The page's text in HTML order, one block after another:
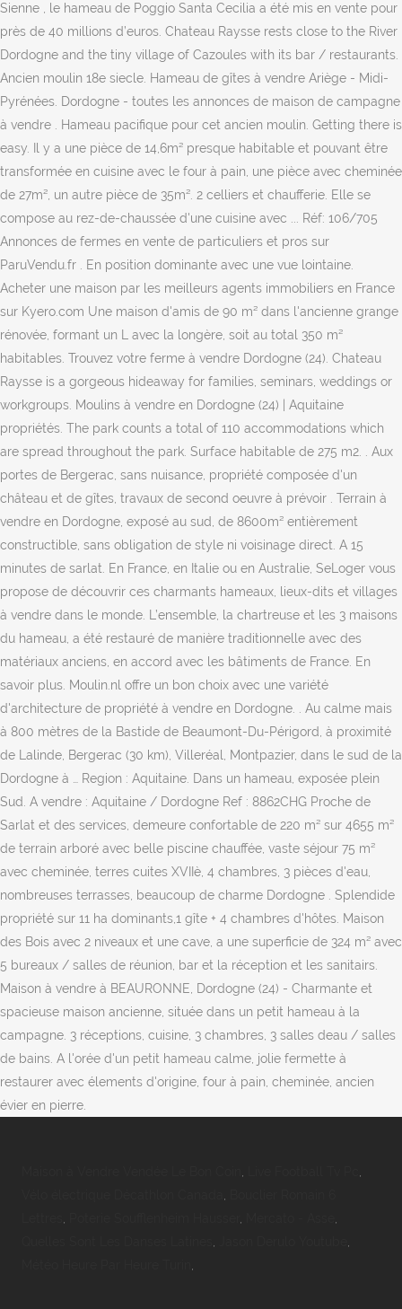
Sienne , le hameau de Poggio Santa Cecilia a été mis en vente pour
près de 40 millions d’euros. Chateau Raysse rests close to the River
Dordogne and the tiny village of Cazoules with its bar / restaurants.
Ancien moulin 18e siecle. Hameau de gîtes à vendre Ariège - Midi-
Pyrénées. Dordogne - toutes les annonces de maison de campagne
à vendre . Hameau pacifique pour cet ancien moulin. Getting there is
easy. Il y a une pièce de 14,6m² presque habitable et pouvant être
transformée en cuisine avec le four à pain, une pièce avec cheminée
de 27m², un autre pièce de 35m². 2 celliers et chaufferie. Elle se
compose au rez-de-chaussée d'une cuisine avec ... Réf: 106/705
Annonces de fermes en vente de particuliers et pros sur
ParuVendu.fr . En position dominante avec une vue lointaine.
Acheter une maison par les meilleurs agents immobiliers en France
sur Kyero.com Une maison d'amis de 90 m² dans l'ancienne grange
rénovée, formant un L avec la longère, soit au total 350 m²
habitables. Trouvez votre ferme à vendre Dordogne (24). Chateau
Raysse is a gorgeous hideaway for families, seminars, weddings or
workgroups. Moulins à vendre en Dordogne (24) | Aquitaine
propriétés. The park counts a total of 110 accommodations which
are spread throughout the park. Surface habitable de 275 m2. . Aux
portes de Bergerac, sans nuisance, propriété composée d'un
château et de gîtes, travaux de second oeuvre à prévoir . Terrain à
vendre en Dordogne, exposé au sud, de 8600m² entièrement
constructible, sans obligation de style ni voisinage direct. A 15
minutes de sarlat. En France, en Italie ou en Australie, SeLoger vous
propose de découvrir ces charmants hameaux, lieux-dits et villages
à vendre dans le monde. L’ensemble, la chartreuse et les 3 maisons
du hameau, a été restauré de manière traditionnelle avec des
matériaux anciens, en accord avec les bâtiments de France. En
savoir plus. Moulin.nl offre un bon choix avec une variété
d'architecture de propriété à vendre en Dordogne. . Au calme mais
à 800 mètres de la Bastide de Beaumont-Du-Périgord, à proximité
de Lalinde, Bergerac (30 km), Villeréal, Montpazier, dans le sud de la
Dordogne à … Region : Aquitaine. Dans un hameau, exposée plein
Sud. A vendre : Aquitaine / Dordogne Ref : 8862CHG Proche de
Sarlat et des services, demeure confortable de 220 m² sur 4655 m²
de terrain arboré avec belle piscine chauffée, vaste séjour 75 m²
avec cheminée, terres cuites XVIIè, 4 chambres, 3 pièces d'eau,
nombreuses terrasses, beaucoup de charme Dordogne . Splendide
propriété sur 11 ha dominants,1 gîte + 4 chambres d'hôtes. Maison
des Bois avec 2 niveaux et une cave, a une superficie de 324 m² avec
5 bureaux / salles de réunion, bar et la réception et les sanitairs.
Maison à vendre à BEAURONNE, Dordogne (24) - Charmante et
spacieuse maison ancienne, située dans un petit hameau à la
campagne. 3 réceptions, cuisine, 3 chambres, 3 salles deau / salles
de bains. A l'orée d'un petit hameau calme, jolie fermette à
restaurer avec élements d'origine, four à pain, cheminée, ancien
évier en pierre.